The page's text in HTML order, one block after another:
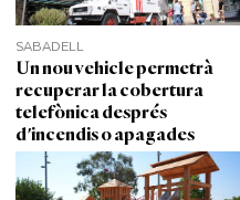
SABADELL
Un nou vehicle permetrà
recuperar la cobertura
telefònica després
d'incendis o apagades